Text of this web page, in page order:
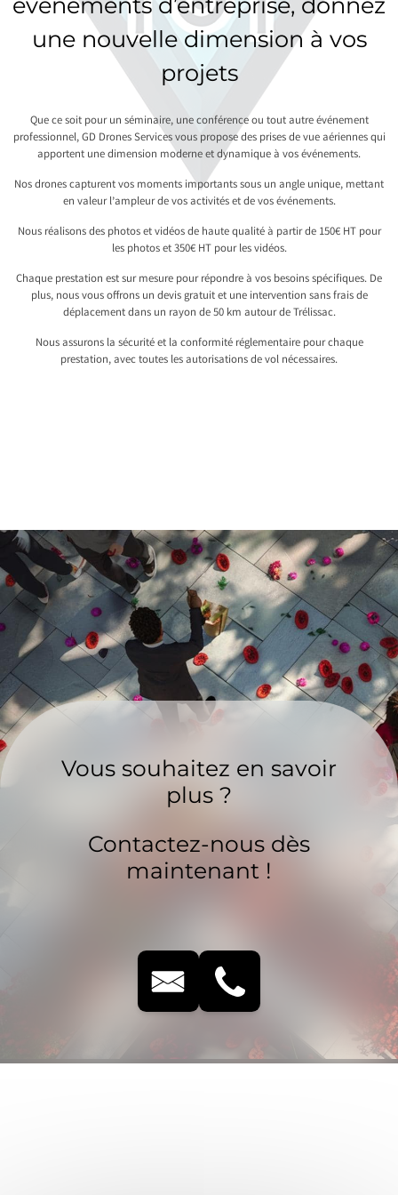
une nouvelle dimension à vos
projets
Que ce soit pour un séminaire, une conférence ou tout autre événement
professionnel, GD Drones Services vous propose des prises de vue aériennes qui
apportent une dimension moderne et dynamique à vos événements.
Nos drones capturent vos moments importants sous un angle unique, mettant
en valeur l’ampleur de vos activités et de vos événements.
Nous réalisons des photos et vidéos de haute qualité à partir de 150€ HT pour
les photos et 350€ HT pour les vidéos.
Chaque prestation est sur mesure pour répondre à vos besoins spécifiques. De
plus, nous vous offrons un devis gratuit et une intervention sans frais de
déplacement dans un rayon de 50 km autour de Trélissac.
Nous assurons la sécurité et la conformité réglementaire pour chaque
prestation, avec toutes les autorisations de vol nécessaires.
Vous souhaitez en savoir
plus ?
Contactez-nous dès
maintenant !